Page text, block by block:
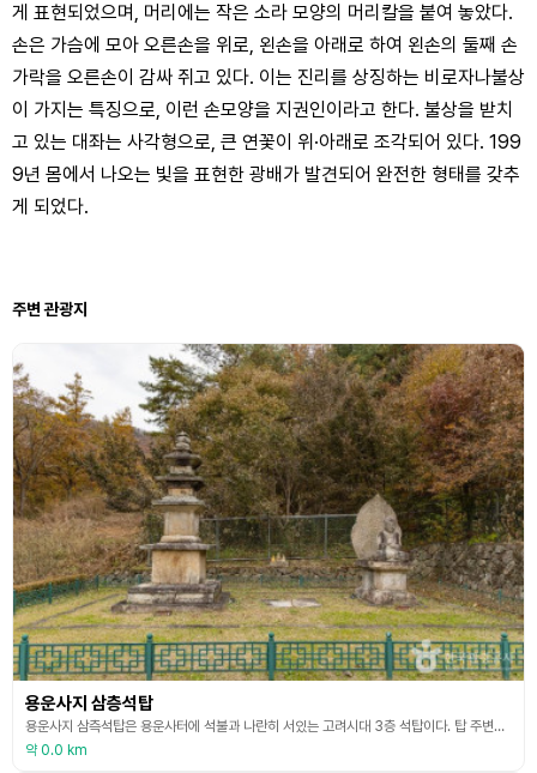
게 표현되었으며, 머리에는 작은 소라 모양의 머리칼을 붙여 놓았다.
손은 가슴에 모아 오른손을 위로, 왼손을 아래로 하여 왼손의 둘째 손
가락을 오른손이 감싸 쥐고 있다. 이는 진리를 상징하는 비로자나불상
이 가지는 특징으로, 이런 손모양을 지권인이라고 한다. 불상을 받치
고 있는 대좌는 사각형으로, 큰 연꽃이 위·아래로 조각되어 있다. 199
9년 몸에서 나오는 빛을 표현한 광배가 발견되어 완전한 형태를 갖추
게 되었다.
주변 관광지
용운사지 삼층석탑
용운사지 삼측석탑은 용운사터에 석불과 나란히 서있는 고려시대 3층 석탑이다. 탑 주변에서 용운사라 새긴 기와가 발견되어 절 이름을 알게 되었다. 탑은 2층 기단에 3층의 탑신을 올리고 머리장식을 얹은 모습이다. 기단 맨 윗돌 위에는 연꽃을 두른 두툼한 괴임돌을 두어 탑신의 1층 몸돌을 받치도록 하였는데, 이는 고려시대에 유행했던 독특한 장식 수법이다. 탑신의 몸돌은 모서리마다 기둥모양을 새겼다. 지붕돌은 밑면에 4단의 받침을 두었으며, 낙수면의 경사는
약 0.0 km